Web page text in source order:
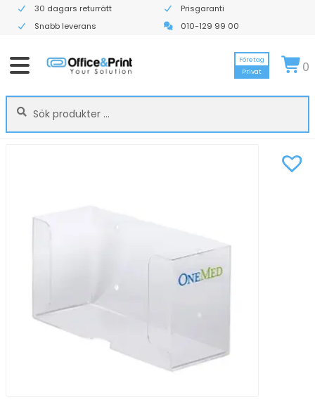
30 dagars returrätt
Prisgaranti
Snabb leverans
010-129 99 00
Sök
efter:
Sök
Företag
Privat
0